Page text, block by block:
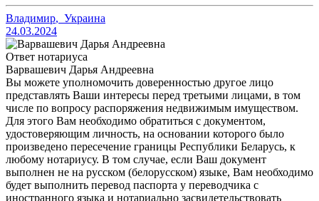
Владимир, Украина
24.03.2024
Ответ нотариуса
Варвашевич Дарья Андреевна
Вы можете уполномочить доверенностью другое лицо
представлять Ваши интересы перед третьими лицами, в том
числе по вопросу распоряжения недвижимым имуществом.
Для этого Вам необходимо обратиться с документом,
удостоверяющим личность, на основании которого было
произведено пересечение границы Республики Беларусь, к
любому нотариусу. В том случае, если Ваш документ
выполнен не на русском (белорусском) языке, Вам необходимо
будет выполнить перевод паспорта у переводчика с
иностранного языка и нотариально засвидетельствовать